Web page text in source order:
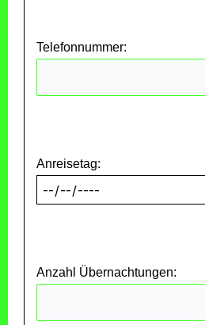
Telefonnummer:
Anreisetag:
Anzahl Übernachtungen: